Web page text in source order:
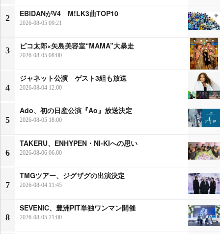
2
EBiDANがV4 M!LK3曲TOP10
2026-08-05 09:21
3
ピコ太郎×矢島美容室“MAMA”大暴走
2026-08-05 08:00
4
ジャネット公演 ゲスト3組も放送
2026-08-04 12:00
5
Ado、初の日産公演『Ao』放送決定
2026-08-05 18:00
6
TAKERU、ENHYPEN・NI-KIへの思い
2026-08-06 06:00
7
TMGツアー、ジグザグの出演決定
2026-08-04 11:45
8
SEVENIC、豊洲PIT単独ワンマン開催
2026-08-05 21:00